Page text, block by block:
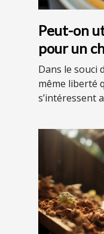
Peut-on
pour un
Dans le souci
même liberté
s’intéressent